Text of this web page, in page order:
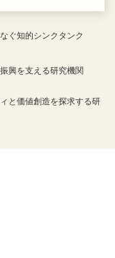
ぐ知的シンクタンク
興を支える研究機関
と価値創造を探求する研